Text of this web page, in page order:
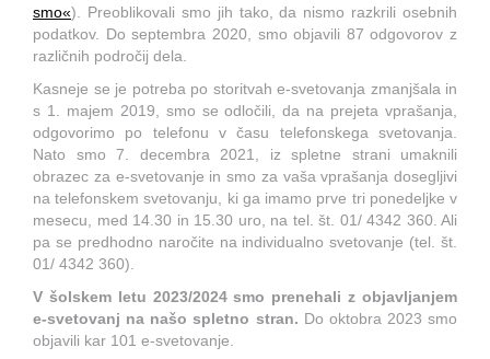
smo«). Preoblikovali smo jih tako, da nismo razkrili osebnih
podatkov. Do septembra 2020, smo objavili 87 odgovorov z
različnih področij dela.
Kasneje se je potreba po storitvah e-svetovanja zmanjšala in
s 1. majem 2019, smo se odločili, da na prejeta vprašanja,
odgovorimo po telefonu v času telefonskega svetovanja.
Nato smo 7. decembra 2021, iz spletne strani umaknili
obrazec za e-svetovanje in smo za vaša vprašanja dosegljivi
na telefonskem svetovanju, ki ga imamo prve tri ponedeljke v
mesecu, med 14.30 in 15.30 uro, na tel. št. 01/ 4342 360. Ali
pa se predhodno naročite na individualno svetovanje (tel. št.
01/ 4342 360).
V šolskem letu 2023/2024 smo prenehali z objavljanjem
e-svetovanj na našo spletno stran. Do oktobra 2023 smo
objavili kar 101 e-svetovanje.